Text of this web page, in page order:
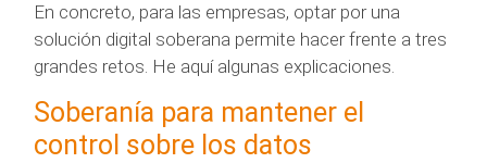
En concreto, para las empresas, optar por una
solución digital soberana permite hacer frente a tres
grandes retos. He aquí algunas explicaciones.
Soberanía para mantener el
control sobre los datos